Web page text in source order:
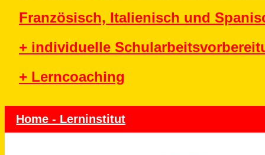
Französisch, Italienisch und
+ individuelle
+ Lerncoaching
Home - Lerninstitut